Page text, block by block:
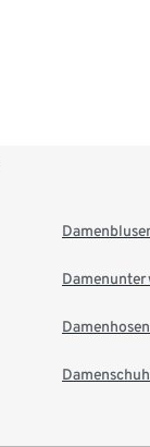
Damenhosen